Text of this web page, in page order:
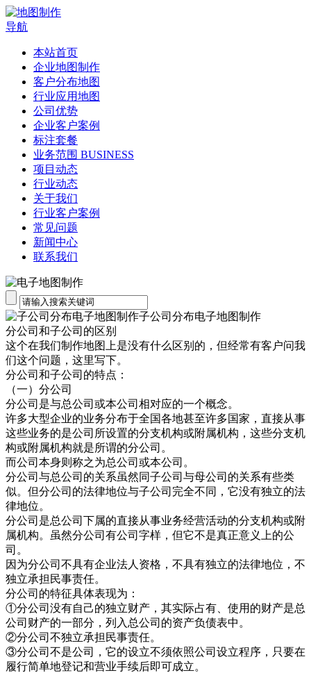
导航
本站首页
企业地图制作
客户分布地图
行业应用地图
公司优势
企业客户案例
标注套餐
业务范围 BUSINESS
项目动态
行业动态
关于我们
行业客户案例
常见问题
新闻中心
联系我们
子公司分布电子地图制作
分公司和子公司的区别
这个在我们制作地图上是没有什么区别的，但经常有客户问我
们这个问题，这里写下。
分公司和子公司的特点：
（一）分公司
分公司是与总公司或本公司相对应的一个概念。
许多大型企业的业务分布于全国各地甚至许多国家，直接从事
这些业务的是公司所设置的分支机构或附属机构，这些分支机
构或附属机构就是所谓的分公司。
而公司本身则称之为总公司或本公司。
分公司与总公司的关系虽然同子公司与母公司的关系有些类
似。但分公司的法律地位与子公司完全不同，它没有独立的法
律地位。
分公司是总公司下属的直接从事业务经营活动的分支机构或附
属机构。虽然分公司有公司字样，但它不是真正意义上的公
司。
因为分公司不具有企业法人资格，不具有独立的法律地位，不
独立承担民事责任。
分公司的特征具体表现为：
①分公司没有自己的独立财产，其实际占有、使用的财产是总
公司财产的一部分，列入总公司的资产负债表中。
②分公司不独立承担民事责任。
③分公司不是公司，它的设立不须依照公司设立程序，只要在
履行简单地登记和营业手续后即可成立。